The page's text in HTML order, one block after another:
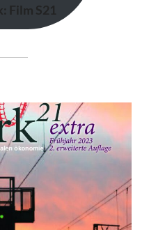
Film S21